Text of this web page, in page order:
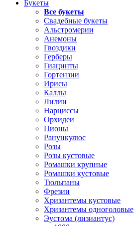
Букеты
Все букеты
Свадебные букеты
Альстромерии
Анемоны
Гвоздики
Герберы
Гиацинты
Гортензии
Ирисы
Каллы
Лилии
Нарциссы
Орхидеи
Пионы
Ранункулюс
Розы
Розы кустовые
Ромашки крупные
Ромашки кустовые
Тюльпаны
Фрезии
Хризантемы кустовые
Хризантемы одноголовые
Эустома (лизиантус)